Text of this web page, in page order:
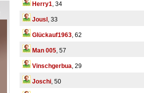
Herry1, 34
Jousl , 33
Glückauf1963, 62
Man 005, 57
Vinschgerbua, 29
Joschi, 50